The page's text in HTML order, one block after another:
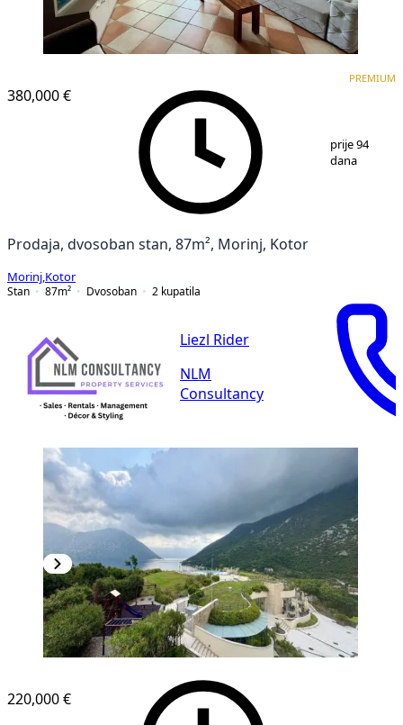
380,000 €
PREMIUM
prije 94
dana
Prodaja, dvosoban stan, 87m², Morinj, Kotor
Morinj Kotor
Stan
87m² Dvosoban 2 kupatila
Liezl Rider
NLM
Consultancy
220,000 €